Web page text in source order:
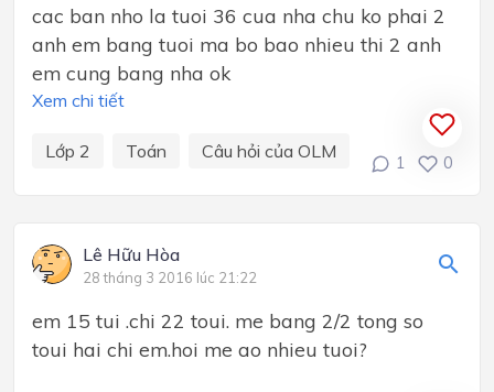
cac ban nho la tuoi 36 cua nha chu ko phai 2
anh em bang tuoi ma bo bao nhieu thi 2 anh
em cung bang nha ok
Xem chi tiết
Lớp 2 Toán Câu hỏi của OLM
1 0
Lê Hữu Hòa
28 tháng 3 2016 lúc 21:22
em 15 tui .chi 22 toui. me bang 2/2 tong so
toui hai chi em.hoi me ao nhieu tuoi?